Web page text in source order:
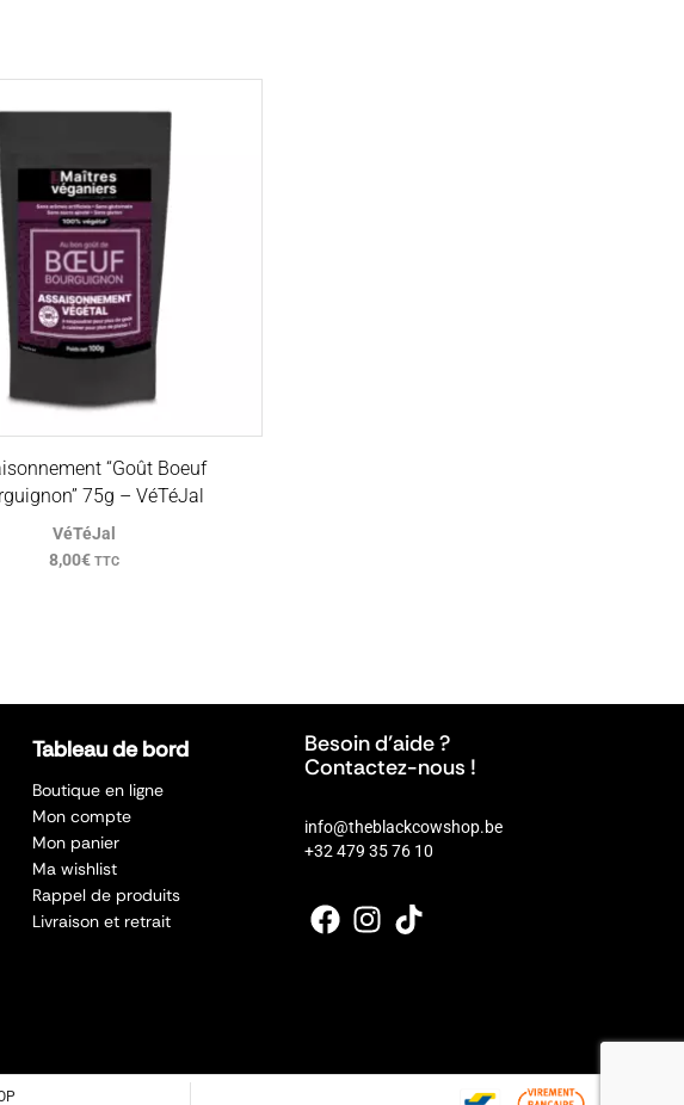
“Goût Boeuf
75g – VéTéJal
VéTéJal
8,00€ TTC
Tableau de bord
Boutique en ligne
Mon compte
Mon panier
Ma wishlist
Rappel de produits
Livraison et retrait
Besoin d’aide ?
Contactez-nous !
info@theblackcowshop.be
+32 479 35 76 10